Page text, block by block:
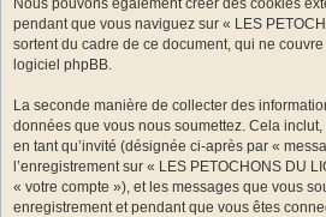
Nous pouvons également créer des cookies
pendant que vous naviguez sur « LES
sortent du cadre de ce document, qui ne
logiciel phpBB.
La seconde manière de collecter des
données que vous nous soumettez. Cela inclut,
en tant qu’invité (désignée ci-après par «
l’enregistrement sur « LES PETOCHONS DU
« votre compte »), et les messages que vous
enregistrement et pendant que vous êtes